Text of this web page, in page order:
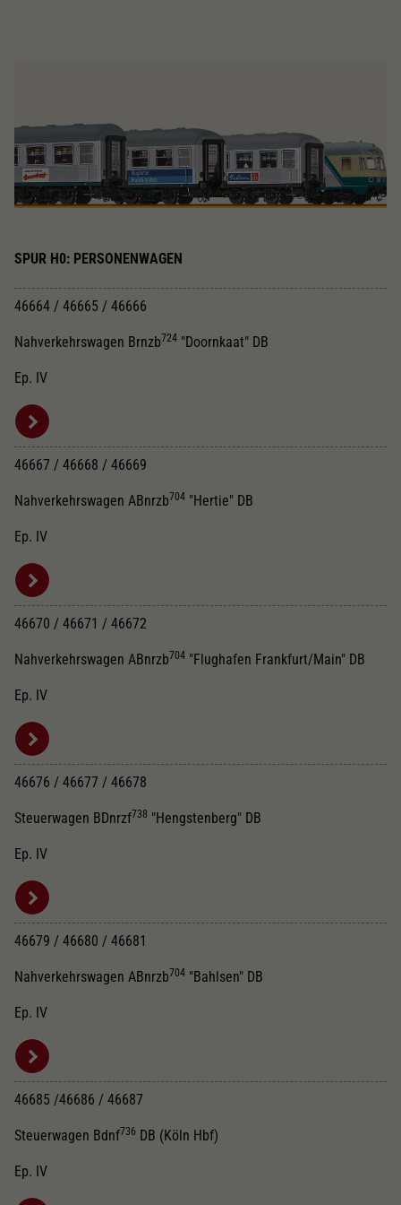
SPUR H0: PERSONENWAGEN
46664 / 46665 / 46666
Nahverkehrswagen Brnzb724 "Doornkaat" DB
Ep. IV
46667 / 46668 / 46669
Nahverkehrswagen ABnrzb704 "Hertie" DB
Ep. IV
46670 / 46671 / 46672
Nahverkehrswagen ABnrzb704 "Flughafen Frankfurt/Main" DB
Ep. IV
46676 / 46677 / 46678
Steuerwagen BDnrzf738 "Hengstenberg" DB
Ep. IV
46679 / 46680 / 46681
Nahverkehrswagen ABnrzb704 "Bahlsen" DB
Ep. IV
46685 /46686 / 46687
Steuerwagen Bdnf736 DB (Köln Hbf)
Ep. IV